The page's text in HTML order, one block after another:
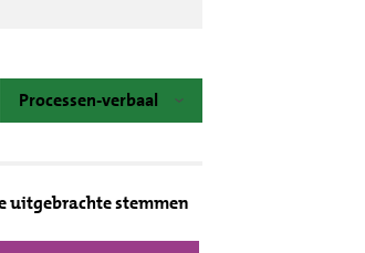
Processen-verbaal
uitgebrachte stemmen